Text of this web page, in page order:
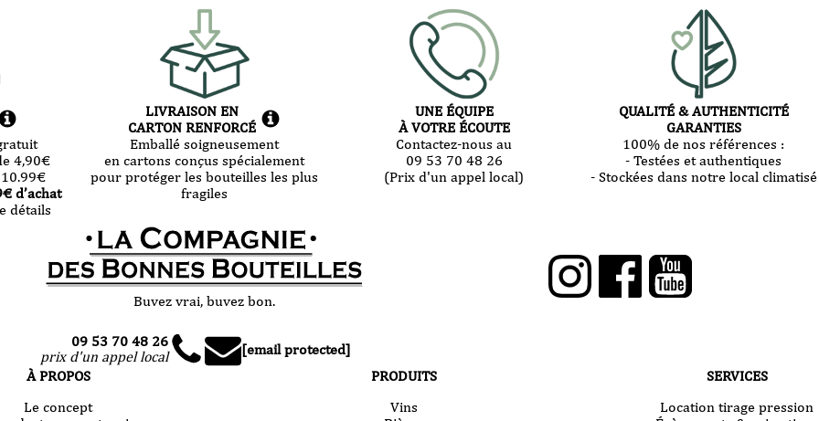
4,90€
€
€ d’achat
détails
LIVRAISON EN
CARTON RENFORCÉ
Emballé soigneusement
en cartons conçus spécialement
pour protéger les bouteilles les plus
fragiles
UNE ÉQUIPE
À VOTRE ÉCOUTE
Contactez-nous au
09 53 70 48 26
(Prix d'un appel local)
QUALITÉ & AUTHENTICITÉ
GARANTIES
100% de nos références :
- Testées et authentiques
- Stockées dans notre local climatisé
Buvez vrai, buvez bon.
09 53 70 48 26
prix d'un appel local
[email protected]
À PROPOS
Le concept
PRODUITS
Vins
SERVICES
Location tirage pression